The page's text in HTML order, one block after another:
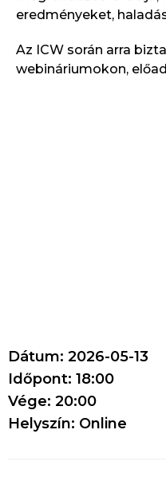
eredményeket,
Az ICW során arra
webináriumokon,
Dátum: 2026-05-13
Időpont: 18:00
Vége: 20:00
Helyszín: Online